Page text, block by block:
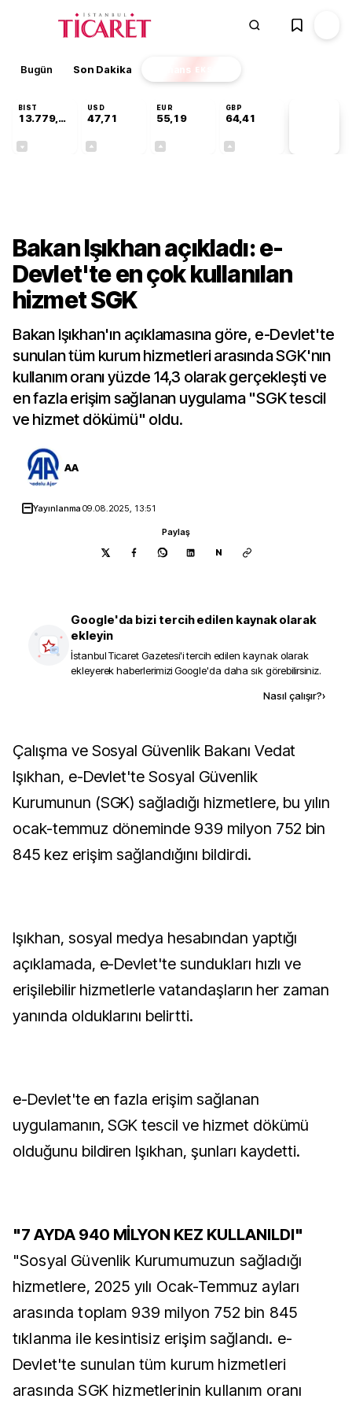
Bugün Son Dakika Finans EKSTRA
BIST
13.779,39
USD
47,71
EUR
55,19
GBP
64,41
Bakan Işıkhan açıkladı: e-
Devlet'te en çok kullanılan
hizmet SGK
Bakan Işıkhan'ın açıklamasına göre, e-Devlet'te
sunulan tüm kurum hizmetleri arasında SGK'nın
kullanım oranı yüzde 14,3 olarak gerçekleşti ve
en fazla erişim sağlanan uygulama "SGK tescil
ve hizmet dökümü" oldu.
AA
Yayınlanma09.08.2025, 13:51
Paylaş
N
Google'da bizi tercih edilen kaynak olarak
ekleyin
İstanbul Ticaret Gazetesi'i tercih edilen kaynak olarak
ekleyerek haberlerimizi Google'da daha sık görebilirsiniz.
Nasıl çalışır?›
Çalışma ve Sosyal Güvenlik Bakanı Vedat
Işıkhan, e-Devlet'te Sosyal Güvenlik
Kurumunun (SGK) sağladığı hizmetlere, bu yılın
ocak-temmuz döneminde 939 milyon 752 bin
845 kez erişim sağlandığını bildirdi.
Işıkhan, sosyal medya hesabından yaptığı
açıklamada, e-Devlet'te sundukları hızlı ve
erişilebilir hizmetlerle vatandaşların her zaman
yanında olduklarını belirtti.
e-Devlet'te en fazla erişim sağlanan
uygulamanın, SGK tescil ve hizmet dökümü
olduğunu bildiren Işıkhan, şunları kaydetti.
"7 AYDA 940 MİLYON KEZ KULLANILDI"
"Sosyal Güvenlik Kurumumuzun sağladığı
hizmetlere, 2025 yılı Ocak-Temmuz ayları
arasında toplam 939 milyon 752 bin 845
tıklanma ile kesintisiz erişim sağlandı. e-
Devlet'te sunulan tüm kurum hizmetleri
arasında SGK hizmetlerinin kullanım oranı